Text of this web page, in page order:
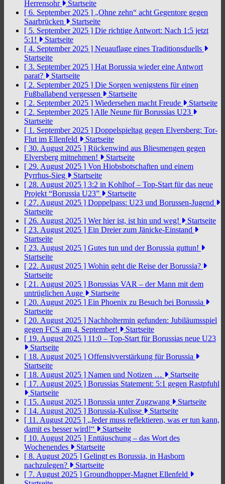
Herrensohr
Startseite
[ 6. September 2025 ] „Ohne zehn“ acht Gegentore gegen
Saarbrücken
Startseite
[ 5. September 2025 ] Die richtige Antwort: Nach 1:5 jetzt
5:1!
Startseite
[ 4. September 2025 ] Neuauflage eines Traditionsduells
Startseite
[ 3. September 2025 ] Hat Borussia wieder eine Antwort
parat?
Startseite
[ 2. September 2025 ] Die Sorgen wenigstens für einen
Fußballabend vergessen
Startseite
[ 2. September 2025 ] Wiedersehen macht Freude
Startseite
[ 2. September 2025 ] Alle Neune für Borussias U23
Startseite
[ 1. September 2025 ] Doppelspieltag gegen Elversberg: Tor-
Flut im Ellenfeld
Startseite
[ 30. August 2025 ] Rückenwind aus Bliesmengen gegen
Elversberg mitnehmen!
Startseite
[ 29. August 2025 ] Von Hiobsbotschaften und einem
Pyrrhus-Sieg
Startseite
[ 28. August 2025 ] 3:2 in Kohlhof – Top-Start für das neue
Projekt “Borussia U23”
Startseite
[ 27. August 2025 ] Doppelpass: U23 und Borussen-Jugend
Startseite
[ 26. August 2025 ] Wer hier ist, ist hin und weg!
Startseite
[ 23. August 2025 ] Ein Dreier zum Jänicke-Einstand
Startseite
[ 23. August 2025 ] Gutes tun und der Borussia guttun!
Startseite
[ 22. August 2025 ] Wohin geht die Reise der Borussia?
Startseite
[ 21. August 2025 ] Borussias VAR – der Mann mit dem
untrüglichen Auge
Startseite
[ 20. August 2025 ] Ein Phoenix zu Besuch bei Borussia
Startseite
[ 20. August 2025 ] Nachholtermin gefunden: Jubiläumsspiel
gegen FCS am 4. September!
Startseite
[ 19. August 2025 ] 11:0 – Top-Start für Borussias neue U23
Startseite
[ 18. August 2025 ] Offensivverstärkung für Borussia
Startseite
[ 18. August 2025 ] Namen und Notizen …
Startseite
[ 17. August 2025 ] Borussias Statement: 5:1 gegen Rastpfuhl
Startseite
[ 15. August 2025 ] Borussia unter Zugzwang
Startseite
[ 14. August 2025 ] Borussia-Kulisse
Startseite
[ 11. August 2025 ] „Jeder muss reflektieren, was er tun kann,
damit es besser wird!“
Startseite
[ 10. August 2025 ] Enttäuschung – das Wort des
Wochenendes
Startseite
[ 8. August 2025 ] Gelingt es Borussia, in Hasborn
nachzulegen?
Startseite
[ 7. August 2025 ] Groundhopper-Magnet Ellenfeld